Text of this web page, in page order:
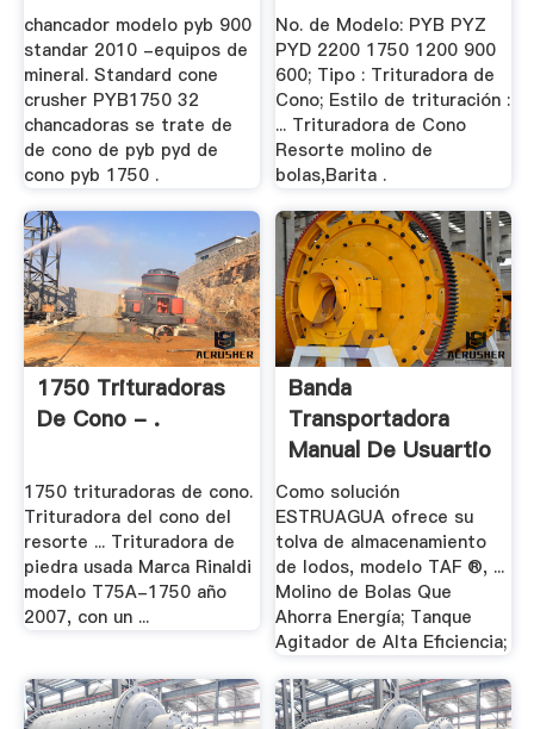
chancador modelo pyb 900
standar 2010 -equipos de
mineral. Standard cone
crusher PYB1750 32
chancadoras se trate de
de cono de pyb pyd de
cono pyb 1750 .
No. de Modelo: PYB PYZ
PYD 2200 1750 1200 900
600; Tipo : Trituradora de
Cono; Estilo de trituración :
... Trituradora de Cono
Resorte molino de
bolas,Barita .
1750 Trituradoras
De Cono - .
1750 trituradoras de cono.
Trituradora del cono del
resorte ... Trituradora de
piedra usada Marca Rinaldi
modelo T75A-1750 año
2007, con un ...
Banda
Transportadora
Manual De Usuartio
Como solución
ESTRUAGUA ofrece su
tolva de almacenamiento
de lodos, modelo TAF ®, ...
Molino de Bolas Que
Ahorra Energía; Tanque
Agitador de Alta Eficiencia;